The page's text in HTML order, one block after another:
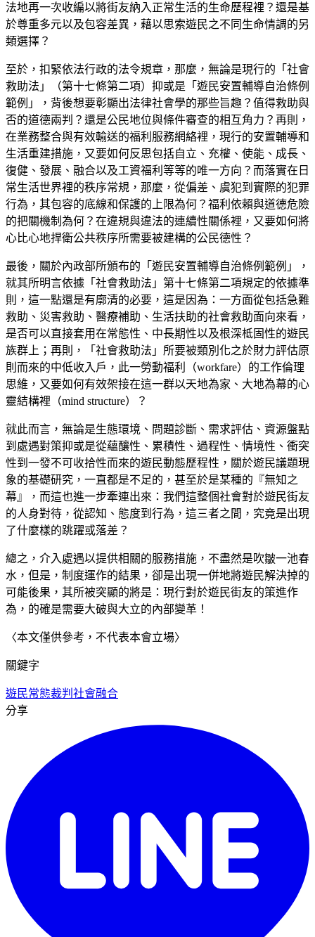
法地再一次收編以將街友納入正常生活的生命歷程裡？還是基
於尊重多元以及包容差異，藉以思索遊民之不同生命情調的另
類選擇？
至於，扣緊依法行政的法令規章，那麼，無論是現行的「社會
救助法」（第十七條第二項）抑或是「遊民安置輔導自治條例
範例」，背後想要彰顯出法律社會學的那些旨趣？值得救助與
否的道德兩判？還是公民地位與條件審查的相互角力？再則，
在業務整合與有效輸送的福利服務網絡裡，現行的安置輔導和
生活重建措施，又要如何反思包括自立、充權、使能、成長、
復健、發展、融合以及工資福利等等的唯一方向？而落實在日
常生活世界裡的秩序常規，那麼，從偏差、虞犯到實際的犯罪
行為，其包容的底線和保護的上限為何？福利依賴與道德危險
的把關機制為何？在違規與違法的連續性關係裡，又要如何將
心比心地捍衛公共秩序所需要被建構的公民德性？
最後，關於內政部所頒布的「遊民安置輔導自治條例範例」，
就其所明言依據「社會救助法」第十七條第二項規定的依據準
則，這一點還是有廓清的必要，這是因為：一方面從包括急難
救助、災害救助、醫療補助、生活扶助的社會救助面向來看，
是否可以直接套用在常態性、中長期性以及根深柢固性的遊民
族群上；再則，「社會救助法」所要被類別化之於財力評估原
則而來的中低收入戶，此一勞動福利（workfare）的工作倫理
思維，又要如何有效架接在這一群以天地為家、大地為幕的心
靈結構裡（mind structure）？
就此而言，無論是生態環境、問題診斷、需求評估、資源盤點
到處遇對策抑或是從蘊釀性、累積性、過程性、情境性、衝突
性到一發不可收拾性而來的遊民動態歷程性，關於遊民議題現
象的基礎研究，一直都是不足的，甚至於是某種的『無知之
幕』，而這也進一步牽連出來：我們這整個社會對於遊民街友
的人身對待，從認知、態度到行為，這三者之間，究竟是出現
了什麼樣的跳躍或落差？
總之，介入處遇以提供相關的服務措施，不盡然是吹皺一池春
水，但是，制度運作的結果，卻是出現一併地將遊民解決掉的
可能後果，其所被突顯的將是：現行對於遊民街友的策進作
為，的確是需要大破與大立的內部變革！
〈本文僅供參考，不代表本會立場〉
關鍵字
遊民常態裁判 社會融合
分享